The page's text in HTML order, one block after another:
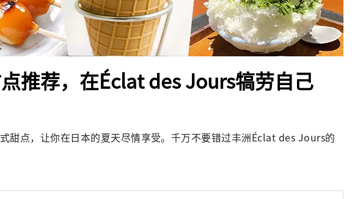
推荐，在Éclat des Jours犒劳自己
甜点，让你在日本的夏天尽情享受。千万不要错过丰洲Éclat des Jours的